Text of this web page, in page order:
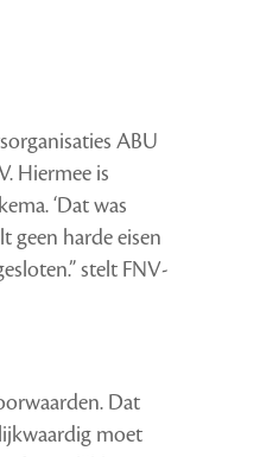
ABU
Hiermee is
‘Dat was
geen harde eisen
stelt FNV-
Dat
moet